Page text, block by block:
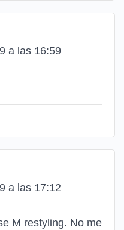
a las 16:59
a las 17:12
M restyling. No me